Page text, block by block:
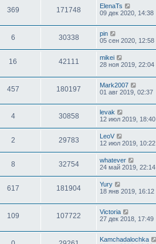
369 171748
ElenaTs
09 дек 2020, 14:38
6 30338
pin
05 сен 2020, 12:58
16 42111
mikei
28 ноя 2019, 22:04
457 180197
Mark2007
01 авг 2019, 02:37
4 30858
levak
12 июл 2019, 18:40
2 29783
LeoV
12 июл 2019, 10:22
8 32754
whatever
24 май 2019, 22:14
617 181904
Yury
18 янв 2019, 16:12
109 107722
Victoria
27 дек 2018, 17:49
Kamchadalochka